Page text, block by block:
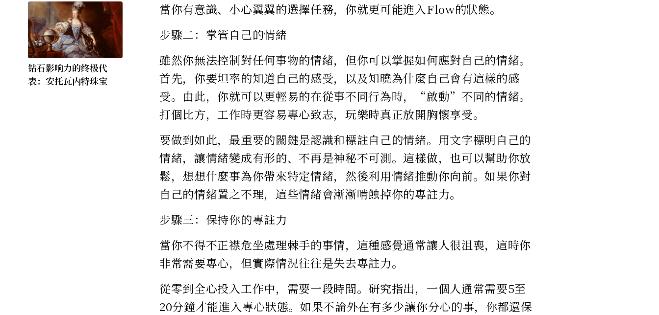
钻石影响力的终极代
表：安托瓦内特珠宝
當你有意識、小心翼翼的選擇任務，你就更可能進入Flow的狀態。
步驟二：掌管自己的情緒
雖然你無法控制對任何事物的情緒，但你可以掌握如何應對自己的情緒。
首先，你要坦率的知道自己的感受，以及知曉為什麼自己會有這樣的感
受。由此，你就可以更輕易的在從事不同行為時，“啟動”不同的情緒。
打個比方，工作時更容易專心致志，玩樂時真正放開胸懷享受。
要做到如此，最重要的關鍵是認識和標註自己的情緒。用文字標明自己的
情緒，讓情緒變成有形的、不再是神秘不可測。這樣做，也可以幫助你放
鬆，想想什麼事為你帶來特定情緒，然後利用情緒推動你向前。如果你對
自己的情緒置之不理，這些情緒會漸漸啃蝕掉你的專註力。
步驟三：保持你的專註力
當你不得不正襟危坐處理棘手的事情，這種感覺通常讓人很沮喪，這時你
非常需要專心，但實際情況往往是失去專註力。
從零到全心投入工作中，需要一段時間。研究指出，一個人通常需要5至
20分鐘才能進入專心狀態。如果不論外在有多少讓你分心的事，你都還保